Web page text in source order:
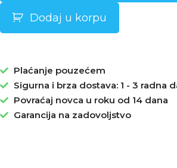
Dodaj u korpu
Plaćanje pouzećem
Sigurna i brza dostava: 1 - 3 radna
Povraćaj novca u roku od 14 dana
Garancija na zadovoljstvo